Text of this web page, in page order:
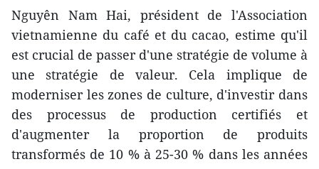
Nguyên Nam Hai, président de l'Association
vietnamienne du café et du cacao, estime qu'il
est crucial de passer d'une stratégie de volume à
une stratégie de valeur. Cela implique de
moderniser les zones de culture, d'investir dans
des processus de production certifiés et
d'augmenter la proportion de produits
transformés de 10 % à 25-30 % dans les années